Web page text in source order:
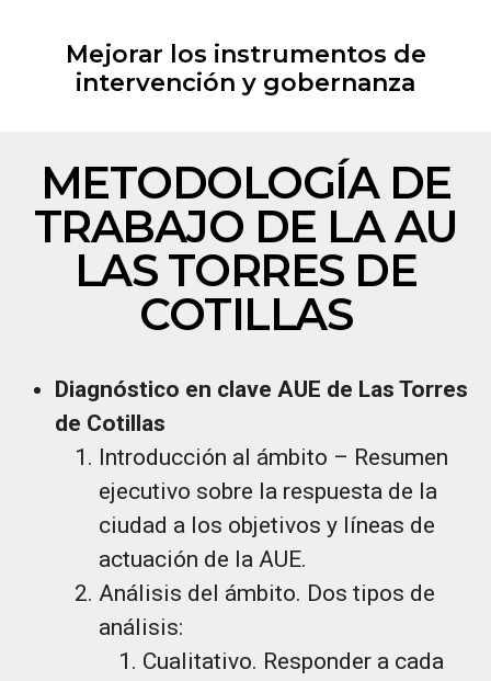
Mejorar los instrumentos de
intervención y gobernanza
METODOLOGÍA DE
TRABAJO DE LA AU
LAS TORRES DE
COTILLAS
Diagnóstico en clave AUE de Las Torres
de Cotillas
Introducción al ámbito – Resumen
ejecutivo sobre la respuesta de la
ciudad a los objetivos y líneas de
actuación de la AUE.
Análisis del ámbito. Dos tipos de
análisis:
Cualitativo. Responder a cada